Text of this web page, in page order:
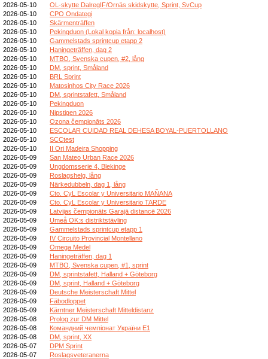
2026-05-10
OL-skytte DalregIF/Ornäs skidskytte, Sprint, SvCup
2026-05-10
CPO Ondategi
2026-05-10
Skärmenträffen
2026-05-10
Pekingduon (Lokal kopia från: localhost)
2026-05-10
Gammelstads sprintcup etapp 2
2026-05-10
Haningeträffen, dag 2
2026-05-10
MTBO, Svenska cupen, #2, lång
2026-05-10
DM, sprint, Småland
2026-05-10
BRL Sprint
2026-05-10
Matosinhos City Race 2026
2026-05-10
DM, sprintstafett, Småland
2026-05-10
Pekingduon
2026-05-10
Nipstigen 2026
2026-05-10
Ozona čempionāts 2026
2026-05-10
ESCOLAR CUIDAD REAL DEHESA BOYAL-PUERTOLLANO
2026-05-10
SCCtest
2026-05-10
II Ori Madeira Shopping
2026-05-09
San Mateo Urban Race 2026
2026-05-09
Ungdomsserie 4, Blekinge
2026-05-09
Roslagshelg, lång
2026-05-09
Närkedubbeln, dag 1, lång
2026-05-09
Cto. CyL Escolar y Universitario MAÑANA
2026-05-09
Cto. CyL Escolar y Universitario TARDE
2026-05-09
Latvijas čempionāts Garajā distancē 2026
2026-05-09
Umeå OK:s distriktstävling
2026-05-09
Gammelstads sprintcup etapp 1
2026-05-09
IV Circuito Provincial Montellano
2026-05-09
Omega Medel
2026-05-09
Haningeträffen, dag 1
2026-05-09
MTBO, Svenska cupen, #1, sprint
2026-05-09
DM, sprintstafett, Halland + Göteborg
2026-05-09
DM, sprint, Halland + Göteborg
2026-05-09
Deutsche Meisterschaft Mittel
2026-05-09
Fäbodloppet
2026-05-09
Kärntner Meisterschaft Mitteldistanz
2026-05-08
Prolog zur DM Mittel
2026-05-08
Командний чемпіонат України E1
2026-05-08
DM, sprint, XX
2026-05-07
DPM Sprint
2026-05-07
Roslagsveteranerna